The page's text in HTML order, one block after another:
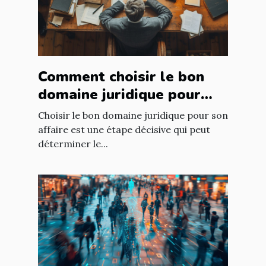
Comment choisir le bon
domaine juridique pour
votre affaire
Choisir le bon domaine juridique pour son
affaire est une étape décisive qui peut
déterminer le...